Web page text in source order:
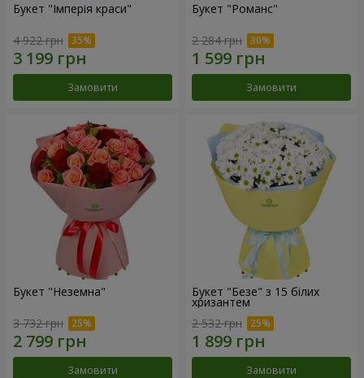
Букет "Імперія краси"
4 922 грн
Замовити
Букет "Романс"
2 284 грн
Замовити
Букет "Неземна"
3 732 грн
Замовити
Букет "Безе" з 15 білих
хризантем
2 532 грн
Замовити